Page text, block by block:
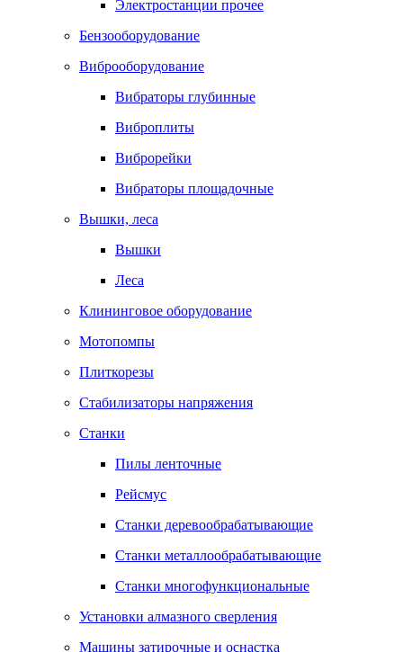
Электростанции прочее
Бензооборудование
Виброоборудование
Вибраторы глубинные
Виброплиты
Виброрейки
Вибраторы площадочные
Вышки, леса
Вышки
Леса
Клининговое оборудование
Мотопомпы
Плиткорезы
Стабилизаторы напряжения
Станки
Пилы ленточные
Рейсмус
Станки деревообрабатывающие
Станки металлообрабатывающие
Станки многофункциональные
Установки алмазного сверления
Машины затирочные и оснастка